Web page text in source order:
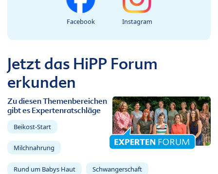
Facebook Instagram
Jetzt das HiPP Forum
erkunden
Zu diesen Themenbereichen
gibt es Expertenratschläge
Beikost-Start
Milchnahrung
Rund um Babys Haut Schwangerschaft